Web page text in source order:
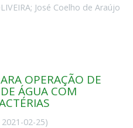
; José Coelho de Araújo
OPERAÇÃO DE
ÁGUA COM
2021-02-25)